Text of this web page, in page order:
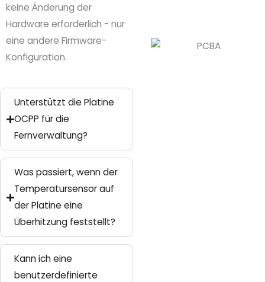
keine Änderung der
Hardware erforderlich - nur
eine andere Firmware-
Konfiguration.
Unterstützt die Platine
OCPP für die
Fernverwaltung?
Was passiert, wenn der
Temperatursensor auf
der Platine eine
Überhitzung feststellt?
Kann ich eine
benutzerdefinierte